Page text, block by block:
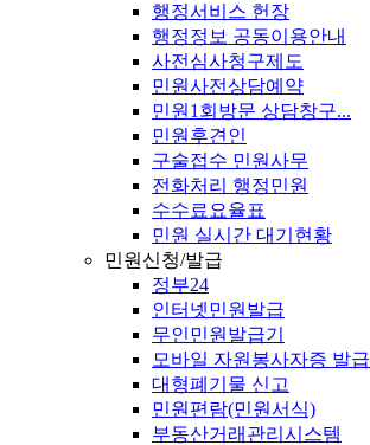
행정서비스 헌장
행정정보 공동이용안내
사전심사청구제도
민원사전상담예약
민원1회방문 상담창구...
민원후견인
구술접수 민원사무
전화처리 행정민원
수수료요율표
민원 실시간 대기현황
민원신청/발급
정부24
인터넷민원발급
무인민원발급기
모바일 자원봉사자증 발급
대형폐기물 신고
민원편람(민원서식)
부동산거래관리시스템